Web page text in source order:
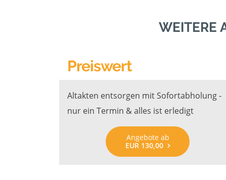
WEITERE
Preiswert
Altakten entsorgen mit Sofortabholung -
nur ein Termin & alles ist erledigt
Angebote ab
EUR 130,00